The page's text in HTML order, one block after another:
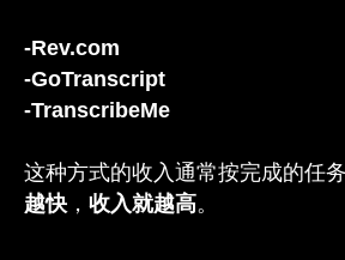
-Rev.com
-GoTranscript
-TranscribeMe
这种方式的收入通常按完成的任
越快 ， 收入就越高。